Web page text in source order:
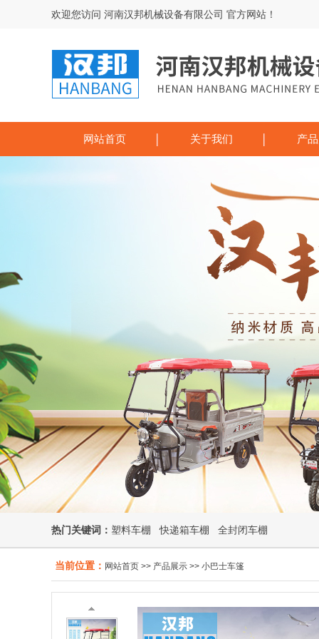
欢迎您访问 河南汉邦机械设备有限公司 官方网站！
网站首页 关于我们 产
热门关键词： 塑料车棚 快递箱车棚 全封闭车棚
当前位置： 网站首页 >> 产品展示 >> 小巴士车篷